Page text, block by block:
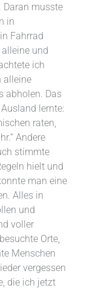
Daran musste
in
Fahrrad
und
ich
alleine
abholen. Das
lernte:
raten,
Andere
stimmte
hielt und
man eine
Alles in
und
voller
Orte,
Menschen
vergessen
die ich jetzt